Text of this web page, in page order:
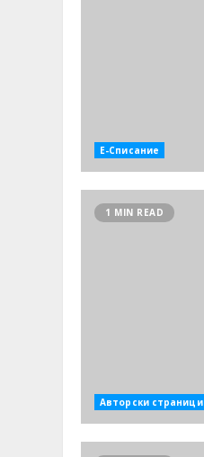
Е-Списание
1 MIN READ
Авторски страници